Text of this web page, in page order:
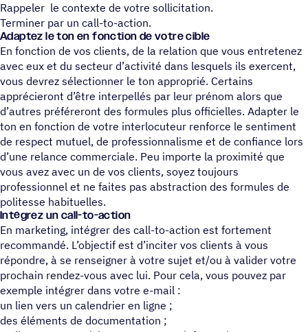
Rappeler le contexte de votre sollicitation.
Terminer par un call-to-action.
Adaptez le ton en fonction de votre cible
En fonction de vos clients, de la relation que vous entretenez
avec eux et du secteur d’activité dans lesquels ils exercent,
vous devrez sélectionner le ton approprié. Certains
apprécieront d’être interpellés par leur prénom alors que
d’autres préféreront des formules plus officielles. Adapter le
ton en fonction de votre interlocuteur renforce le sentiment
de respect mutuel, de professionnalisme et de confiance lors
d’une relance commerciale. Peu importe la proximité que
vous avez avec un de vos clients, soyez toujours
professionnel et ne faites pas abstraction des formules de
politesse habituelles.
Intégrez un call-to-action
En marketing, intégrer des call-to-action est fortement
recommandé. L’objectif est d’inciter vos clients à vous
répondre, à se renseigner à votre sujet et/ou à valider votre
prochain rendez-vous avec lui. Pour cela, vous pouvez par
exemple intégrer dans votre e-mail :
un lien vers un calendrier en ligne ;
des éléments de documentation ;